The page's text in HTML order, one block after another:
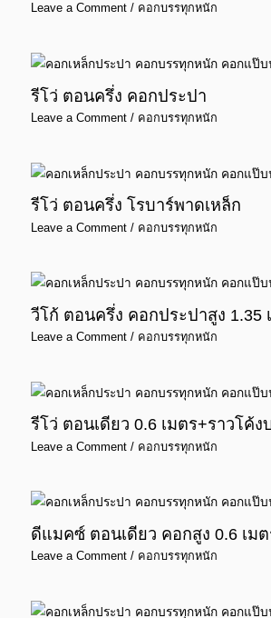
Leave a Comment / คอกบรรทุกหนัก
รีโว่ ตอนครึ่ง คอกประปา
Leave a Comment / คอกบรรทุกหนัก
รีโว่ ตอนครึ่ง โรบาร์พาดเหล็ก
Leave a Comment / คอกบรรทุกหนัก
วีโก้ ตอนครึ่ง คอกประปาสูง 1.35
Leave a Comment / คอกบรรทุกหนัก
รีโว่ ตอนเดียว 0.6 เมตร+ราวโค้ง
Leave a Comment / คอกบรรทุกหนัก
ดีแมคซ์ ตอนเดียว คอกสูง 0.6 เม
Leave a Comment / คอกบรรทุกหนัก